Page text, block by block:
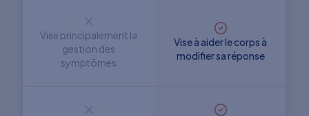
Vise principalement la
gestion des
symptômes
Vise à aider le corps à
modifier sa réponse